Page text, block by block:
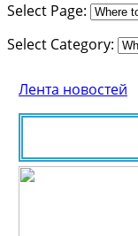
Select Page:
Select Category:
Лента новостей